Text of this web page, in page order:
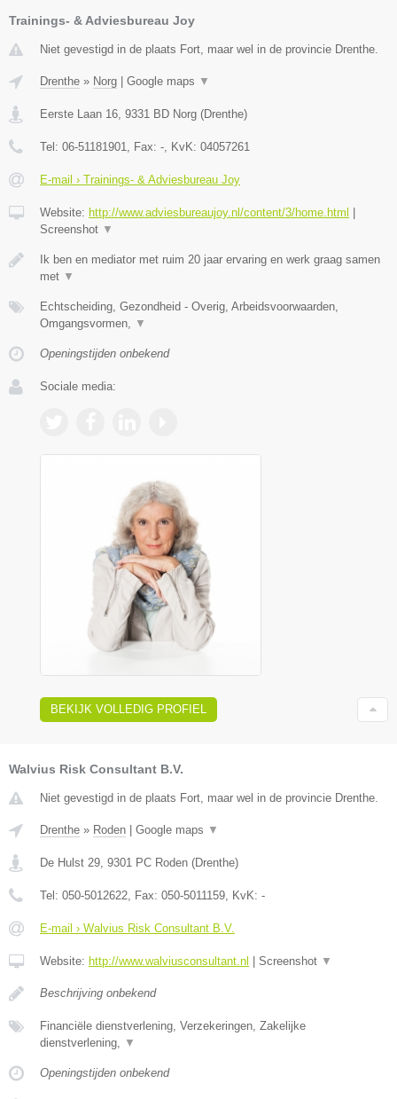
Trainings- & Adviesbureau Joy
Niet gevestigd in de plaats Fort, maar wel in de provincie Drenthe.
Drenthe » Norg Google maps ▼
Eerste Laan 16, 9331 BD Norg (Drenthe)
Tel: 06-51181901, Fax: -, KvK: 04057261
E-mail › Trainings- & Adviesbureau Joy
Website: http://www.adviesbureaujoy.nl/content/3/home.html
Screenshot ▼
Ik ben en mediator met ruim 20 jaar ervaring en werk graag samen
met ▼
Echtscheiding, Gezondheid - Overig, Arbeidsvoorwaarden,
Omgangsvormen, ▼
Openingstijden onbekend
Sociale media:
BEKIJK VOLLEDIG PROFIEL
Walvius Risk Consultant B.V.
Niet gevestigd in de plaats Fort, maar wel in de provincie Drenthe.
Drenthe » Roden Google maps ▼
De Hulst 29, 9301 PC Roden (Drenthe)
Tel: 050-5012622, Fax: 050-5011159, KvK: -
E-mail › Walvius Risk Consultant B.V.
Website: http://www.walviusconsultant.nl Screenshot ▼
Beschrijving onbekend
Financiële dienstverlening, Verzekeringen, Zakelijke
dienstverlening, ▼
Openingstijden onbekend